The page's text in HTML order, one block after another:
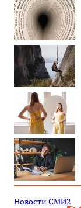
Новости СМИ2